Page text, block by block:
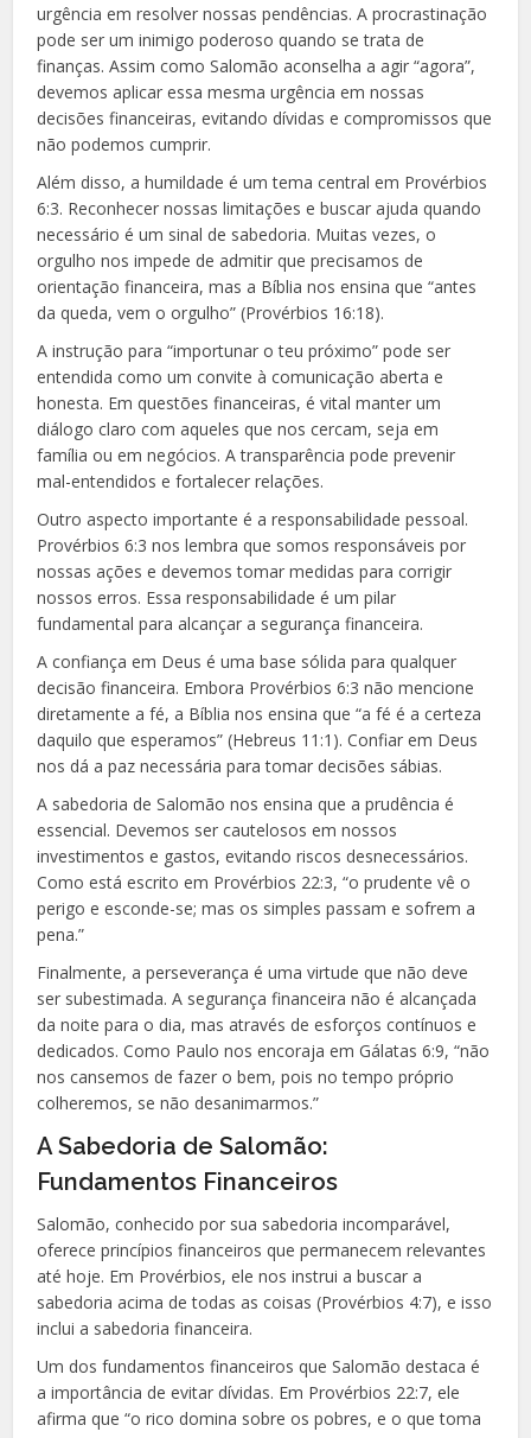
urgência em resolver nossas pendências. A procrastinação
pode ser um inimigo poderoso quando se trata de
finanças. Assim como Salomão aconselha a agir “agora”,
devemos aplicar essa mesma urgência em nossas
decisões financeiras, evitando dívidas e compromissos que
não podemos cumprir.
Além disso, a humildade é um tema central em Provérbios
6:3. Reconhecer nossas limitações e buscar ajuda quando
necessário é um sinal de sabedoria. Muitas vezes, o
orgulho nos impede de admitir que precisamos de
orientação financeira, mas a Bíblia nos ensina que “antes
da queda, vem o orgulho” (Provérbios 16:18).
A instrução para “importunar o teu próximo” pode ser
entendida como um convite à comunicação aberta e
honesta. Em questões financeiras, é vital manter um
diálogo claro com aqueles que nos cercam, seja em
família ou em negócios. A transparência pode prevenir
mal-entendidos e fortalecer relações.
Outro aspecto importante é a responsabilidade pessoal.
Provérbios 6:3 nos lembra que somos responsáveis por
nossas ações e devemos tomar medidas para corrigir
nossos erros. Essa responsabilidade é um pilar
fundamental para alcançar a segurança financeira.
A confiança em Deus é uma base sólida para qualquer
decisão financeira. Embora Provérbios 6:3 não mencione
diretamente a fé, a Bíblia nos ensina que “a fé é a certeza
daquilo que esperamos” (Hebreus 11:1). Confiar em Deus
nos dá a paz necessária para tomar decisões sábias.
A sabedoria de Salomão nos ensina que a prudência é
essencial. Devemos ser cautelosos em nossos
investimentos e gastos, evitando riscos desnecessários.
Como está escrito em Provérbios 22:3, “o prudente vê o
perigo e esconde-se; mas os simples passam e sofrem a
pena.”
Finalmente, a perseverança é uma virtude que não deve
ser subestimada. A segurança financeira não é alcançada
da noite para o dia, mas através de esforços contínuos e
dedicados. Como Paulo nos encoraja em Gálatas 6:9, “não
nos cansemos de fazer o bem, pois no tempo próprio
colheremos, se não desanimarmos.”
A Sabedoria de Salomão:
Fundamentos Financeiros
Salomão, conhecido por sua sabedoria incomparável,
oferece princípios financeiros que permanecem relevantes
até hoje. Em Provérbios, ele nos instrui a buscar a
sabedoria acima de todas as coisas (Provérbios 4:7), e isso
inclui a sabedoria financeira.
Um dos fundamentos financeiros que Salomão destaca é
a importância de evitar dívidas. Em Provérbios 22:7, ele
afirma que “o rico domina sobre os pobres, e o que toma